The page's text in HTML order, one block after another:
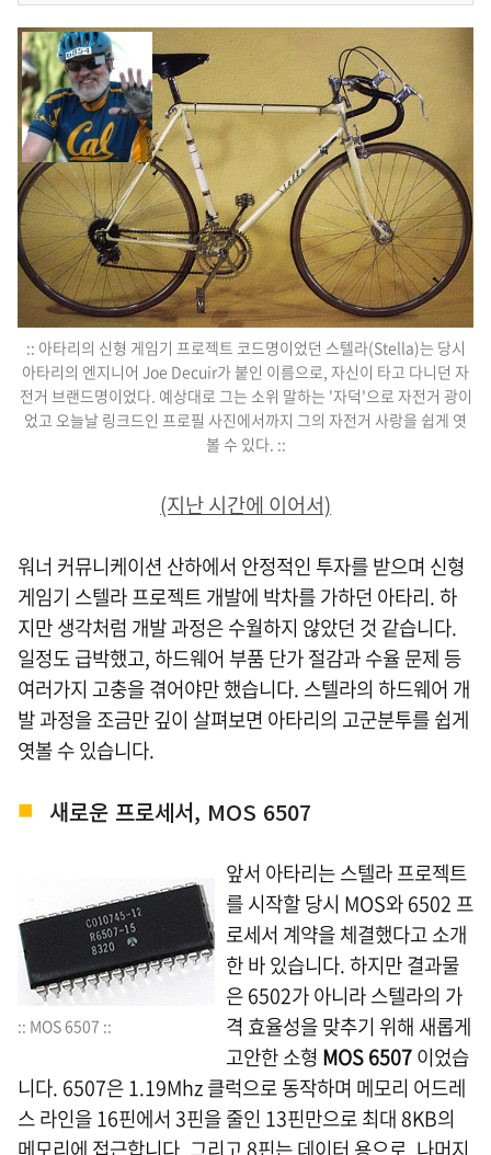
:: 아타리의 신형 게임기 프로젝트 코드명이었던 스텔라(Stella)는 당시
아타리의 엔지니어 Joe Decuir가 붙인 이름으로, 자신이 타고 다니던 자
전거 브랜드명이었다. 예상대로 그는 소위 말하는 '자덕'으로 자전거 광이
었고 오늘날 링크드인 프로필 사진에서까지 그의 자전거 사랑을 쉽게 엿
볼 수 있다. ::
(지난 시간에 이어서)
워너 커뮤니케이션 산하에서 안정적인 투자를 받으며 신형
게임기 스텔라 프로젝트 개발에 박차를 가하던 아타리. 하
지만 생각처럼 개발 과정은 수월하지 않았던 것 같습니다.
일정도 급박했고, 하드웨어 부품 단가 절감과 수율 문제 등
여러가지 고충을 겪어야만 했습니다. 스텔라의 하드웨어 개
발 과정을 조금만 깊이 살펴보면 아타리의 고군분투를 쉽게
엿볼 수 있습니다.
새로운 프로세서, MOS 6507
:: MOS 6507 ::
앞서 아타리는 스텔라 프로젝트
를 시작할 당시 MOS와 6502 프
로세서 계약을 체결했다고 소개
한 바 있습니다. 하지만 결과물
은 6502가 아니라 스텔라의 가
격 효율성을 맞추기 위해 새롭게
고안한 소형 MOS 6507이었습
니다. 6507은 1.19Mhz 클럭으로 동작하며 메모리 어드레
스 라인을 16핀에서 3핀을 줄인 13핀만으로 최대 8KB의